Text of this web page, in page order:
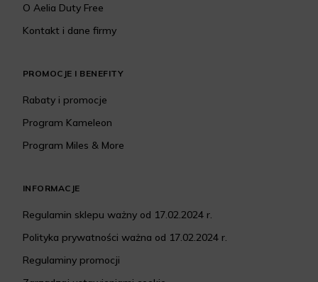
O Aelia Duty Free
Kontakt i dane firmy
PROMOCJE I BENEFITY
Rabaty i promocje
Program Kameleon
Program Miles & More
INFORMACJE
Regulamin sklepu ważny od 17.02.2024 r.
Polityka prywatności ważna od 17.02.2024 r.
Regulaminy promocji